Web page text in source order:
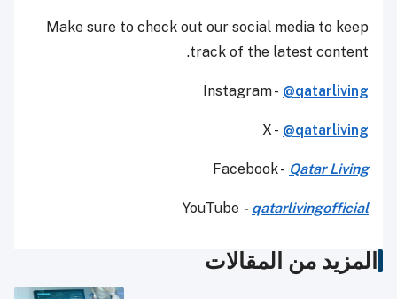
Make sure to check out our social media to keep
track of the latest content.
Instagram - @qatarliving
X - @qatarliving
Facebook - Qatar Living
YouTube - qatarlivingofficial
المزيد من المقالات